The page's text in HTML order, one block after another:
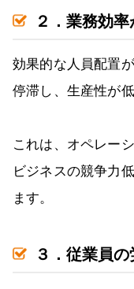
２．業務効
効果的な人員配置
停滞し、生産性が低
これは、オペレー
ビジネスの競争力
ます。
３．従業員